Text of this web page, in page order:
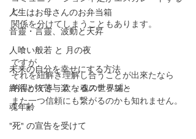
人生はお母さんのお弁当箱
音靈・言靈、波動と天昇
人喰い般若 と 月の夜
未来の自分を幸せにする方法
終活と抜苦与楽 ～魂の世界編～
魂年齢
"死" の宣告を受けて
と
関係を分けてしまうこともあります。
ですが
それを紐解き理解し合うことが出來たなら
納得ができ、次なるステップと
また一つ信頼にも繋がるのかも知れません。